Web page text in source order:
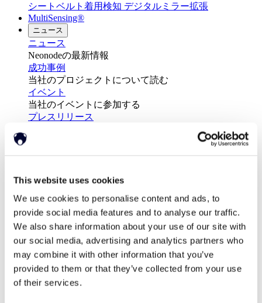
This website uses cookies
We use cookies to personalise content and ads, to
provide social media features and to analyse our traffic.
We also share information about your use of our site with
our social media, advertising and analytics partners who
may combine it with other information that you’ve
provided to them or that they’ve collected from your use
of their services.
シートベルト着用検知 デジタルミラー拡張
MultiSensing®
ニュース
ニュース
Neonodeの最新情報
成功事例
当社のプロジェクトについて読む
イベント
当社のイベントに参加する
プレスリリース
All Reports And Filings
PR and Market Communications
Market Communications
会社情報
日本語
Deutsch
English